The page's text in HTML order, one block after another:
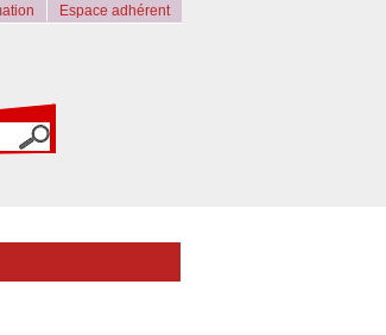
Espace adhérent